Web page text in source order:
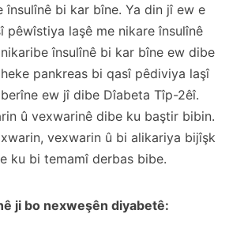
însulînê bi kar bîne. Ya din jî ew e
pêwîstiya laşê me nikare însulînê
însulînê bi kar bîne ew dibe
pankreas bi qasî pêdiviya laşî
ew jî dibe Dîabeta Tîp-2êî.
û vexwarinê dibe ku baştir bibin.
vexwarin û bi alikariya bijîşk
ku bi temamî derbas bibe.
ji bo nexweşên diyabetê: